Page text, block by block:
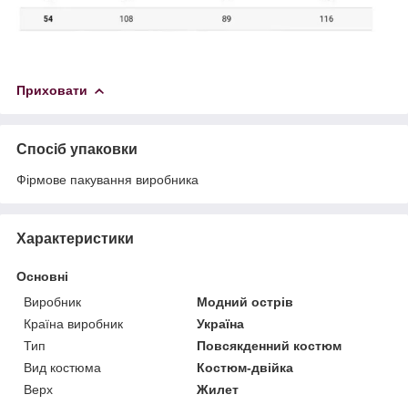
Приховати
Спосіб упаковки
Фірмове пакування виробника
Характеристики
Основні
Виробник
Модний острів
Країна виробник
Україна
Тип
Повсякденний костюм
Вид костюма
Костюм-двійка
Верх
Жилет